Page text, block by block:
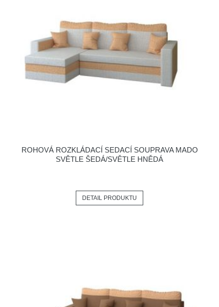
ROHOVÁ ROZKLÁDACÍ SEDACÍ SOUPRAVA MADO
SVĚTLE ŠEDÁ/SVĚTLE HNĚDÁ
DETAIL PRODUKTU